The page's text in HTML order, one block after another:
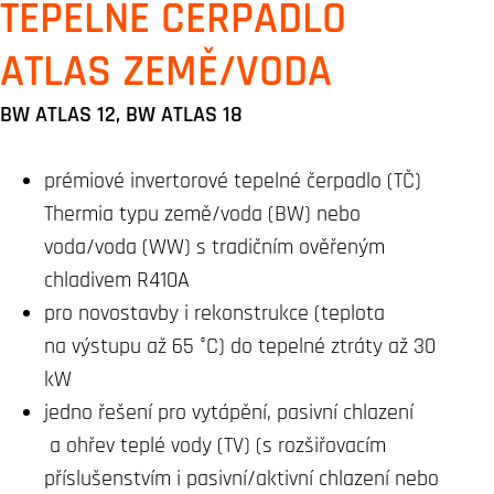
TEPELNÉ ČERPADLO
ATLAS ZEMĚ/VODA
BW ATLAS 12, BW ATLAS 18
prémiové invertorové tepelné čerpadlo (TČ)
Thermia typu země/voda (BW) nebo
voda/voda (WW) s tradičním ověřeným
chladivem R410A
pro novostavby i rekonstrukce (teplota
na výstupu až 65 °C) do tepelné ztráty až 30
kW
jedno řešení pro vytápění, pasivní chlazení
a ohřev teplé vody (TV) (s rozšiřovacím
příslušenstvím i pasivní/aktivní chlazení nebo